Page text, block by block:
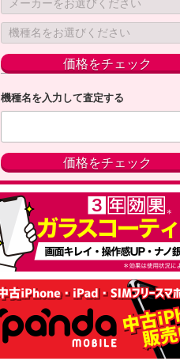
機種名を入力して査定する